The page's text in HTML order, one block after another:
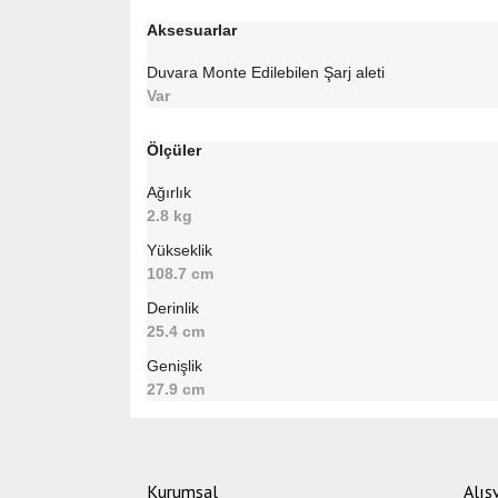
Aksesuarlar
Duvara Monte Edilebilen Şarj aleti
Var
Ölçüler
Ağırlık
2.8 kg
Yükseklik
108.7 cm
Derinlik
25.4 cm
Genişlik
27.9 cm
Kurumsal